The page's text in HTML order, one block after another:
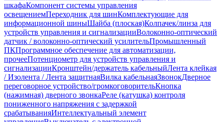
шкафаКомпонент системы управления
освещениемПереходник для шинКомплектующие для
информационной шиныШайба (плоская)Колпачек/линза для
устройств управления и сигнализацииВолоконно-оптический
датчик / волоконно-оптический усилительПромышленный
ПКПрограммное обеспечение для автоматизации,
прочееПотенциометр для устройств управления и
сигнализацииКронштейн/держатель кабельныйЛента клейкая
/ Изолента / Лента защитнаяВилка кабельнаяЗвонокДверное
переговорное устройство/громкоговорительКнопка
(нажимная) дверного звонкаРеле (катушка) контроля
пониженного напряжения с задержкой
срабатыванияИнтеллектуальный элемент